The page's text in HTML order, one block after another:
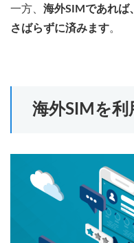
一方、 海外SIMであれば
さばらずに済みます。
海外SIMを利